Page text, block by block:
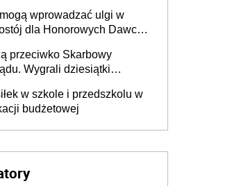
wprowadzać ulgi w
dla Honorowych Dawców
przeciwko Skarbowy
Wygrali dziesiątki
w szkole i przedszkolu w
budżetowej